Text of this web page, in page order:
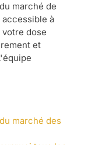
marché de
à
dose
et
marché des